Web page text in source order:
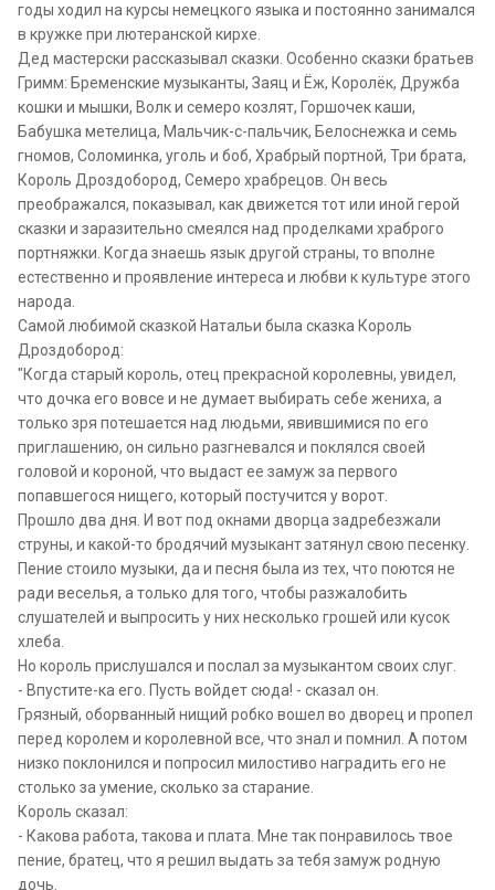
годы ходил на курсы немецкого языка и постоянно занимался
в кружке при лютеранской кирхе.
Дед мастерски рассказывал сказки. Особенно сказки братьев
Гримм: Бременские музыканты, Заяц и Ёж, Королёк, Дружба
кошки и мышки, Волк и семеро козлят, Горшочек каши,
Бабушка метелица, Мальчик-с-пальчик, Белоснежка и семь
гномов, Соломинка, уголь и боб, Храбрый портной, Три брата,
Король Дроздобород, Семеро храбрецов. Он весь
преображался, показывал, как движется тот или иной герой
сказки и заразительно смеялся над проделками храброго
портняжки. Когда знаешь язык другой страны, то вполне
естественно и проявление интереса и любви к культуре этого
народа.
Самой любимой сказкой Натальи была сказка Король
Дроздобород:
"Когда старый король, отец прекрасной королевны, увидел,
что дочка его вовсе и не думает выбирать себе жениха, а
только зря потешается над людьми, явившимися по его
приглашению, он сильно разгневался и поклялся своей
головой и короной, что выдаст ее замуж за первого
попавшегося нищего, который постучится у ворот.
Прошло два дня. И вот под окнами дворца задребезжали
струны, и какой-то бродячий музыкант затянул свою песенку.
Пение стоило музыки, да и песня была из тех, что поются не
ради веселья, а только для того, чтобы разжалобить
слушателей и выпросить у них несколько грошей или кусок
хлеба.
Но король прислушался и послал за музыкантом своих слуг.
- Впустите-ка его. Пусть войдет сюда! - сказал он.
Грязный, оборванный нищий робко вошел во дворец и пропел
перед королем и королевной все, что знал и помнил. А потом
низко поклонился и попросил милостиво наградить его не
столько за умение, сколько за старание.
Король сказал:
- Какова работа, такова и плата. Мне так понравилось твое
пение, братец, что я решил выдать за тебя замуж родную
дочь.